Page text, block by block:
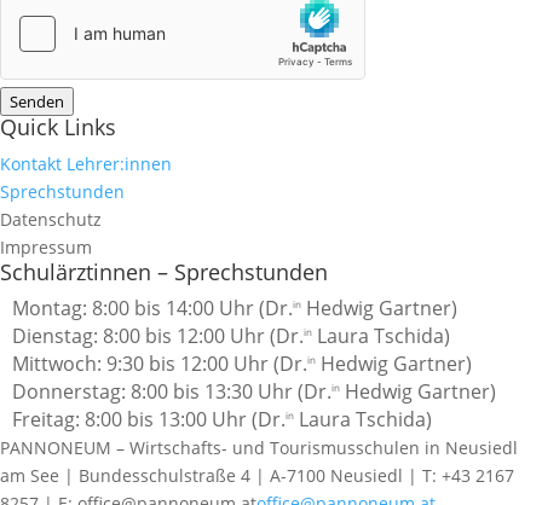
Senden
Quick Links
Kontakt Lehrer:innen
Sprechstunden
Datenschutz
Impressum
Schulärztinnen – Sprechstunden
Montag: 8:00 bis 14:00 Uhr (Dr.in Hedwig Gartner)
Dienstag: 8:00 bis 12:00 Uhr (Dr.in Laura Tschida)
Mittwoch: 9:30 bis 12:00 Uhr(Dr.in Hedwig Gartner)
Donnerstag: 8:00 bis 13:30 Uhr (Dr.in Hedwig Gartner)
Freitag: 8:00 bis 13:00 Uhr (Dr.in Laura Tschida)
PANNONEUM – Wirtschafts- und Tourismusschulen in Neusiedl
am See | Bundesschulstraße 4 | A-7100 Neusiedl | T: +43 2167